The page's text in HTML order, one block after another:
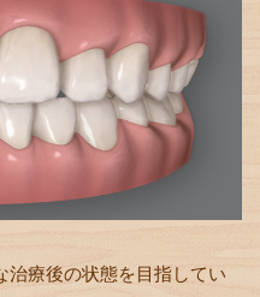
治療後の状態を目指してい